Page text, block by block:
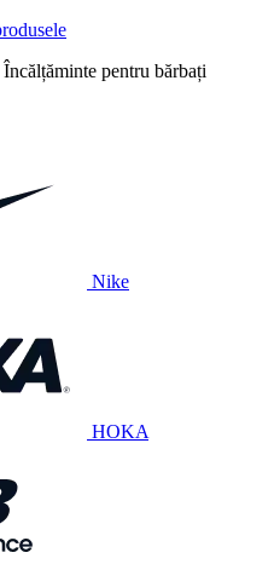
Încălțăminte pentru bărbați
Nike
HOKA